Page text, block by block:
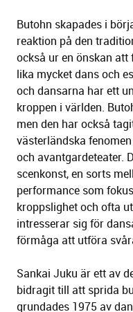
Butohn skapades i
reaktion på den
också ur en önskan
lika mycket dans och
och dansarna har ett
kroppen i världen.
men den har också
västerländska
och avantgardeteater.
scenkonst, en sorts
performance som
kroppslighet och ofta
intresserar sig för
förmåga att utföra
Sankai Juku är ett av
bidragit till att sprida
grundades 1975 av